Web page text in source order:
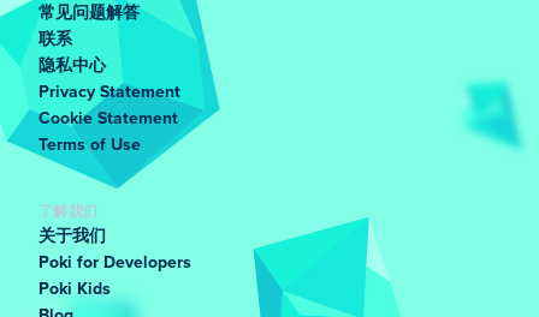
常见问题解答
联系
隐私中心
Privacy Statement
Cookie Statement
Terms of Use
了解我们
关于我们
Poki for Developers
Poki Kids